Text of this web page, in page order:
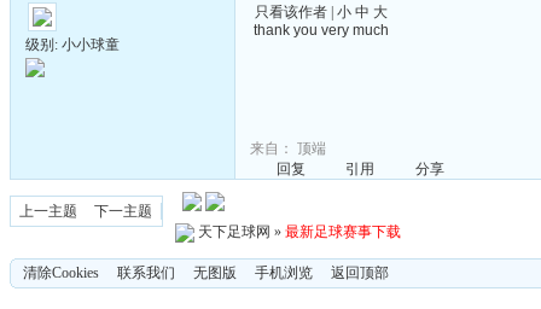
级别: 小小球童
只看该作者 小 中 大
thank you very much
来自： 顶端
回复
引用 分享
上一主题
下一主题
天下足球网 » 最新足球赛事下载
清除Cookies 联系我们 无图版 手机浏览 返回顶部